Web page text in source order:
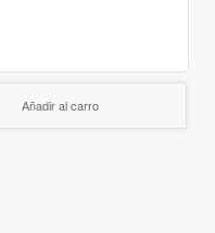
Añadir al carro